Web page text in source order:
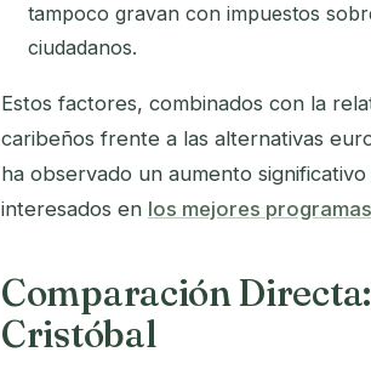
tampoco gravan con impuestos
ciudadanos.
Estos factores, combinados con la
caribeños frente a las alternativas
ha observado un aumento
interesados en los mejores
Comparación
Cristóbal